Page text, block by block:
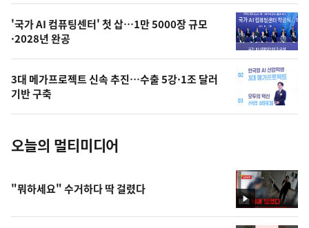
오
늘
사
진
'국가 AI 컴퓨팅센터' 첫 삽…1만 5000장 규모
·2028년 완공
3대 메가프로젝트 신속 추진…수출 5강·1조 달러
기반 구축
오늘의 멀티미디어
영
상
"뭐하세요" 수거하다 딱 걸렸다